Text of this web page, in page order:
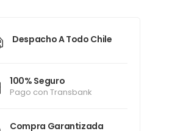
Despacho A Todo Chile
100% Seguro
Pago con Transbank
Compra Garantizada